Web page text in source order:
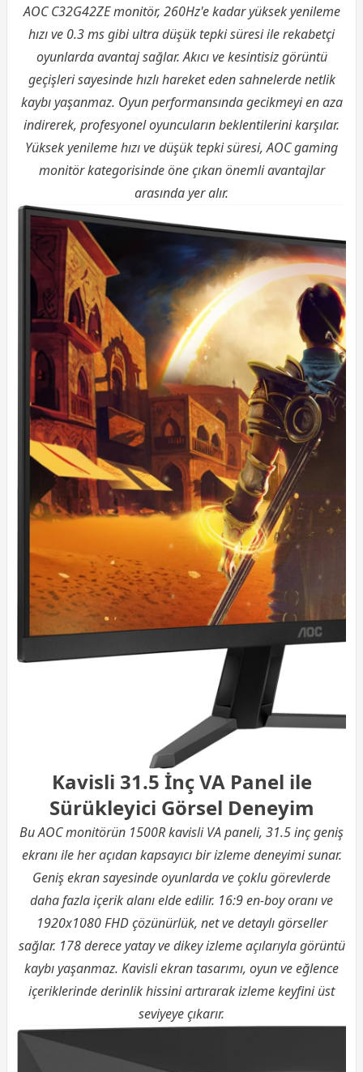
AOC C32G42ZE monitör, 260Hz'e kadar yüksek yenileme
hızı ve 0.3 ms gibi ultra düşük tepki süresi ile rekabetçi
oyunlarda avantaj sağlar. Akıcı ve kesintisiz görüntü
geçişleri sayesinde hızlı hareket eden sahnelerde netlik
kaybı yaşanmaz. Oyun performansında gecikmeyi en aza
indirerek, profesyonel oyuncuların beklentilerini karşılar.
Yüksek yenileme hızı ve düşük tepki süresi, AOC gaming
monitör kategorisinde öne çıkan önemli avantajlar
arasında yer alır.
Kavisli 31.5 İnç VA Panel ile
Sürükleyici Görsel Deneyim
Bu AOC monitörün 1500R kavisli VA paneli, 31.5 inç geniş
ekranı ile her açıdan kapsayıcı bir izleme deneyimi sunar.
Geniş ekran sayesinde oyunlarda ve çoklu görevlerde
daha fazla içerik alanı elde edilir. 16:9 en-boy oranı ve
1920x1080 FHD çözünürlük, net ve detaylı görseller
sağlar. 178 derece yatay ve dikey izleme açılarıyla görüntü
kaybı yaşanmaz. Kavisli ekran tasarımı, oyun ve eğlence
içeriklerinde derinlik hissini artırarak izleme keyfini üst
seviyeye çıkarır.